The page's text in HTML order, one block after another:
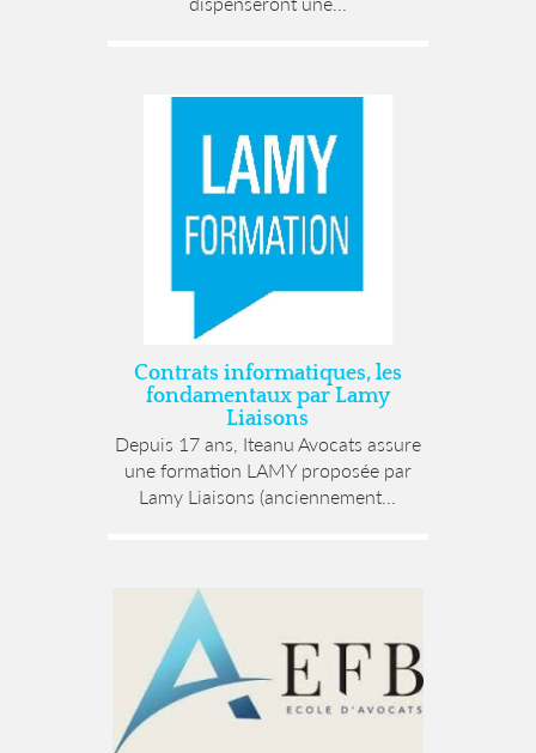
Contrats informatiques, les
fondamentaux par Lamy
Liaisons
Depuis 17 ans, Iteanu Avocats assure
une formation LAMY proposée par
Lamy Liaisons (anciennement...